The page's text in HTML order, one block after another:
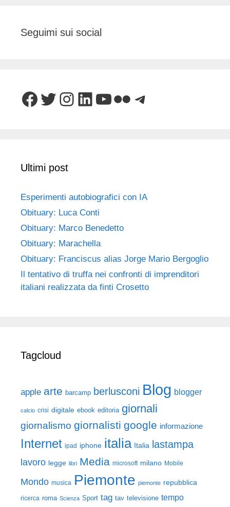
Seguimi sui social
Facebook
Twitter
Instagram
LinkedIn
YouTube
FlickrTelegram
Ultimi post
Esperimenti autobiografici con IA
Obituary: Luca Conti
Obituary: Marco Benedetto
Obituary: Marachella
Obituary: Franciscus alias Jorge Mario Bergoglio
Il tentativo di truffa nei confronti di imprenditori
italiani realizzata da finti Crosetto
Tagcloud
apple arte barcamp berlusconi Blog blogger
calcio crisi digitale ebook editoria giornali
giornalismo giornalisti google informazione
Internet ipad iphone italia Italia lastampa
lavoro legge libri Media microsoft milano Mobile
Mondo musica Piemonte piemonte repubblica
ricerca roma Scienza Sport tag tav televisione tempo